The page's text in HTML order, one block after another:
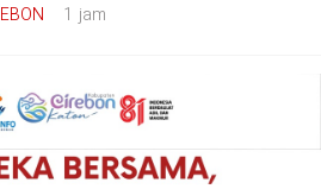
1 jam